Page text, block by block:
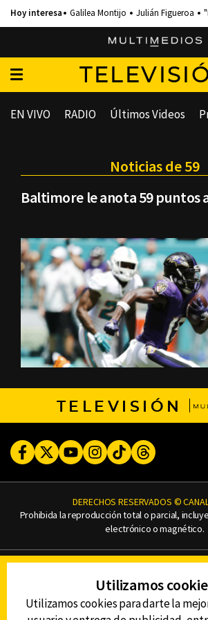
Galilea Montijo Julián Figueroa
EN VIVO RADIO Últimos Videos
Noticias de 59
Baltimore le anota 59 puntos
TELEVISIÓN
FacebookTwitterYoutubeInstagram
TikTokThreads
DERECHOS RESERVADOS ©
Prohibida la reproducción total o parcial,
electrónico o magnético.
AVISO DE PRIVACIDAD
DEFENSORÍA DE LAS
Utilizamos
Utilizamos cookies para darte la